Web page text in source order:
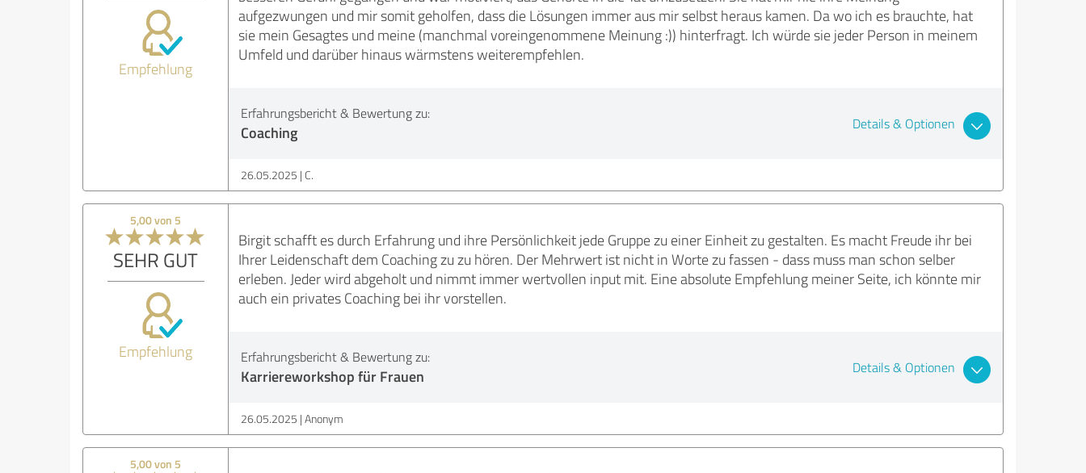
Empfehlung
aufgezwungen und mir somit geholfen, dass die Lösungen immer aus mir selbst heraus kamen. Da wo ich es brauchte, hat
sie mein Gesagtes und meine (manchmal voreingenommene Meinung :)) hinterfragt. Ich würde sie jeder Person in meinem
Umfeld und darüber hinaus wärmstens weiterempfehlen.
Erfahrungsbericht & Bewertung zu:
Coaching Details & Optionen
26.05.2025 C.
5,00 von 5
SEHR GUT
Empfehlung
Birgit schafft es durch Erfahrung und ihre Persönlichkeit jede Gruppe zu einer Einheit zu gestalten. Es macht Freude ihr bei
Ihrer Leidenschaft dem Coaching zu zu hören. Der Mehrwert ist nicht in Worte zu fassen - dass muss man schon selber
erleben. Jeder wird abgeholt und nimmt immer wertvollen input mit. Eine absolute Empfehlung meiner Seite, ich könnte mir
auch ein privates Coaching bei ihr vorstellen.
Erfahrungsbericht & Bewertung zu:
Karriereworkshop für Frauen Details & Optionen
26.05.2025 Anonym
5,00 von 5